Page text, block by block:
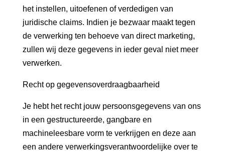
het instellen, uitoefenen of verdedigen van
juridische claims. Indien je bezwaar maakt tegen
de verwerking ten behoeve van direct marketing,
zullen wij deze gegevens in ieder geval niet meer
verwerken.
Recht op gegevensoverdraagbaarheid
Je hebt het recht jouw persoonsgegevens van ons
in een gestructureerde, gangbare en
machineleesbare vorm te verkrijgen en deze aan
een andere verwerkingsverantwoordelijke over te